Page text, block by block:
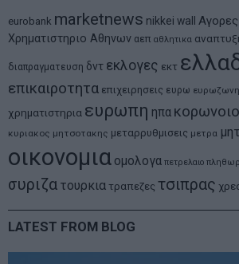
eurobank marketnews nikkei wall Αγορες
Χρηματιστηριο Αθηνων αεπ αθλητικα
διαπραγματευση δντ εκλογες εκτ
επικαιροτητα επιχειρησεις ευρω ευρωζωνη
χρηματιστηρια ευρωπη ηπα
κυριακος μητσοτακης μεταρρυθμισεις μετρα
οικονομια ομολογα πετρελαιο
συριζα τουρκια τραπεζες τσιπρας
LATEST FROM BLOG